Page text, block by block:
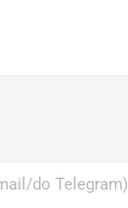
do Telegram)